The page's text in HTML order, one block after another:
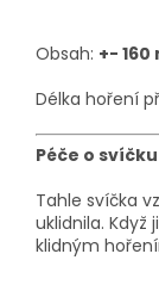
Obsah: +- 160
Délka hoření
Péče o
Tahle svíčka
uklidnila. Když
klidným